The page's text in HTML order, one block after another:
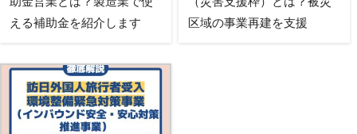
える補助金を紹介します
区域の事業再建を支援